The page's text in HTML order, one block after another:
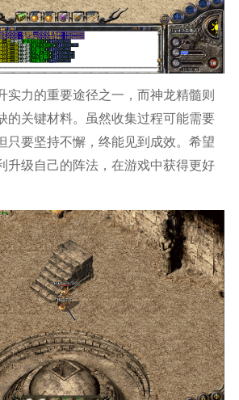
实力的重要途径之一，而神龙精髓则
的关键材料。虽然收集过程可能需要
只要坚持不懈，终能见到成效。希望
升级自己的阵法，在游戏中获得更好